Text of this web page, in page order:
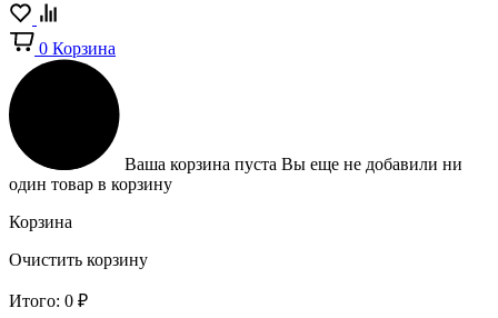
0 Корзина
Ваша корзина пуста Вы еще не добавили ни
один товар в корзину
Корзина
Очистить корзину
Итого: 0 ₽